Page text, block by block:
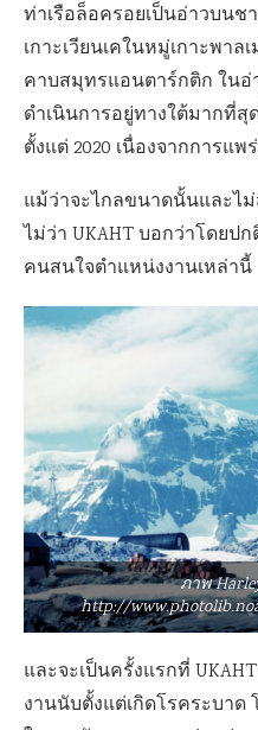
ท่าเรือล็อครอยเป็นอ่าวบนช
เกาะเวียนเคในหมู่เกาะพา
คาบสมุทรแอนตาร์กติก ใน
ดำเนินการอยู่ทางใต้มากที่
ตั้งแต่ 2020 เนื่องจากการแ
แม้ว่าจะไกลขนาดนั้นและไ
ไม่ว่า UKAHT บอกว่าโดยป
คนสนใจตำแหน่งงานเหล่านี้
ภาพ
http://
และจะเป็นครั้งแรกที่
งานนับตั้งแต่เกิดโรคระบาด